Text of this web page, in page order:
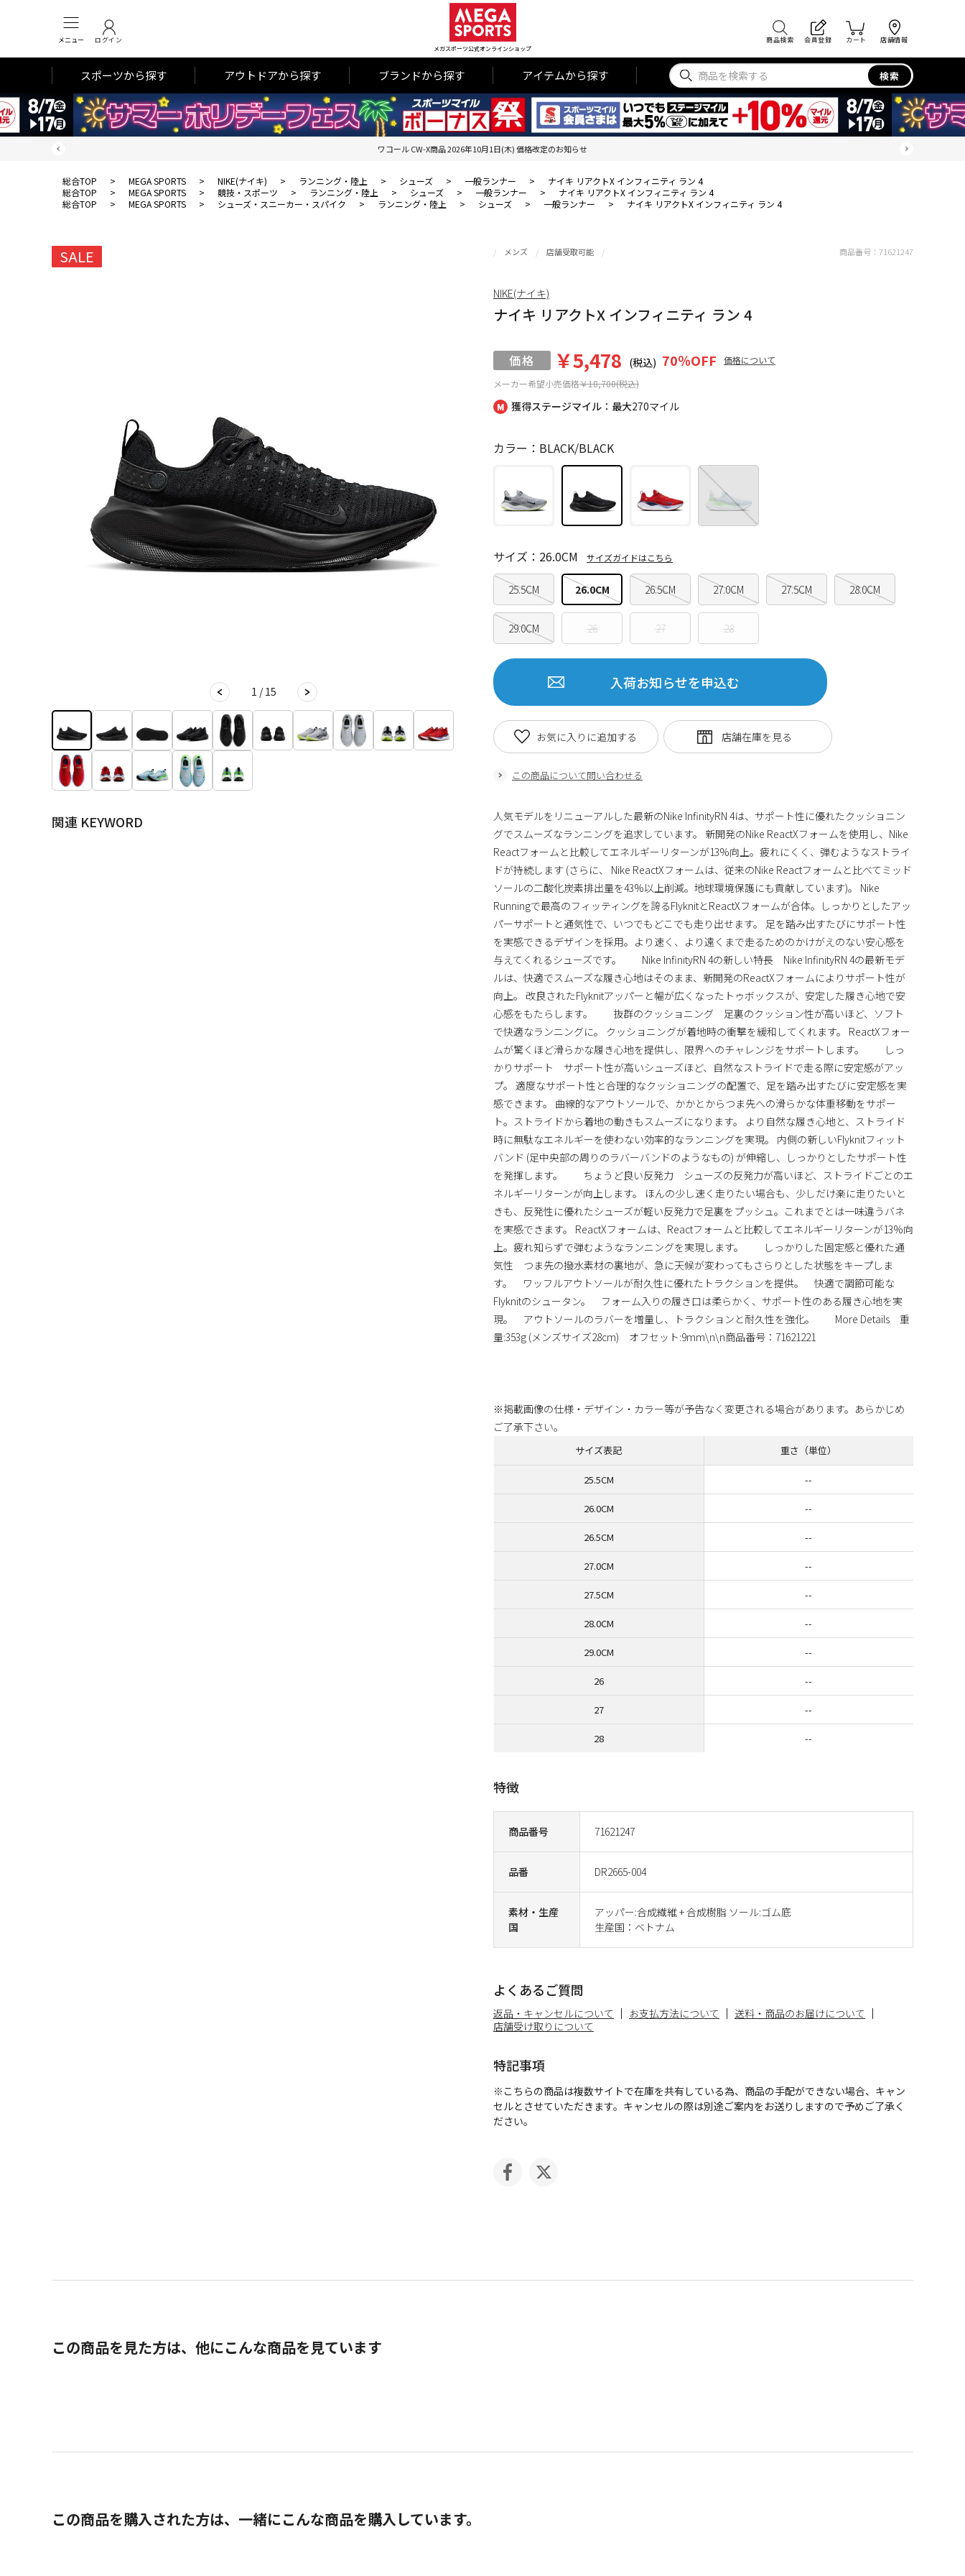
メニュー ログイン
メガスポーツ公式オンラインショップ
商品検索 会員登録 カート 店舗情報
スポーツから探す アウトドアから探す ブランドから探す アイテムから探す 検索
ワコール CW-X商品 2026年10月1日(木) 価格改定のお知らせ
総合TOP > MEGA SPORTS > NIKE(ナイキ) > ランニング・陸上 > シューズ > 一般ランナー >
ナイキ リアクトX インフィニティ ラン 4
総合TOP
> MEGA SPORTS > 競技・スポーツ > ランニング・陸上 > シューズ > 一般ランナー >
ナイキ リアクトX インフィニティ ラン 4
総合TOP
> MEGA SPORTS > シューズ・スニーカー・スパイク > ランニング・陸上 > シューズ > 一般ランナー > ナイキ リアクトX インフィニティ ラン 4
SALE
1 / 15
関連 KEYWORD
獲得ステージマイル：最大270マイル
メンズ 店舗受取可能
ナイキ リアクトX インフィニティ ラン 4
メーカー希望小売価格￥18,700(税込)
￥5,478 (税込) 70％OFF 価格について
商品番号 71621247
品番 DR2665-004
素材・生産
国
アッパー:合成繊維 + 合成樹脂 ソール:ゴム底
生産国：ベトナム
カラー：BLACK/BLACK
25.5CM 26.0CM 26.5CM 27.0CM 27.5CM 28.0CM
29.0CM 26 27 28
サイズ：26.0CM サイズガイドはこちら
入荷お知らせを申込む
この商品について問い合わせる
お気に入りに追加する
商品番号： 71621247
NIKE(ナイキ)
人気モデルをリニューアルした最新のNike InfinityRN 4は、サポート性に優れたクッショニン
グでスムーズなランニングを追求しています。 新開発のNike ReactXフォームを使用し、Nike
Reactフォームと比較してエネルギーリターンが13%向上。疲れにくく、弾むようなストライ
ドが持続します (さらに、 Nike ReactXフォームは、従来のNike Reactフォームと比べてミッド
ソールの二酸化炭素排出量を43%以上削減。地球環境保護にも貢献しています)。 Nike
Runningで最高のフィッティングを誇るFlyknitとReactXフォームが合体。しっかりとしたアッ
パーサポートと通気性で、いつでもどこでも走り出せます。 足を踏み出すたびにサポート性
を実感できるデザインを採用。より速く、より遠くまで走るためのかけがえのない安心感を
与えてくれるシューズです。 Nike InfinityRN 4の新しい特長 Nike InfinityRN 4の最新モデ
ルは、快適でスムーズな履き心地はそのまま、新開発のReactXフォームによりサポート性が
向上。 改良されたFlyknitアッパーと幅が広くなったトゥボックスが、安定した履き心地で安
心感をもたらします。 抜群のクッショニング 足裏のクッション性が高いほど、ソフト
で快適なランニングに。 クッショニングが着地時の衝撃を緩和してくれます。 ReactXフォー
ムが驚くほど滑らかな履き心地を提供し、限界へのチャレンジをサポートします。 しっ
かりサポート サポート性が高いシューズほど、自然なストライドで走る際に安定感がアッ
プ。 適度なサポート性と合理的なクッショニングの配置で、足を踏み出すたびに安定感を実
感できます。 曲線的なアウトソールで、かかとからつま先への滑らかな体重移動をサポー
ト。ストライドから着地の動きもスムーズになります。 より自然な履き心地と、ストライド
時に無駄なエネルギーを使わない効率的なランニングを実現。 内側の新しいFlyknitフィット
バンド (足中央部の周りのラバーバンドのようなもの) が伸縮し、しっかりとしたサポート性
を発揮します。 ちょうど良い反発力 シューズの反発力が高いほど、ストライドごとのエ
ネルギーリターンが向上します。 ほんの少し速く走りたい場合も、少しだけ楽に走りたいと
きも、反発性に優れたシューズが軽い反発力で足裏をプッシュ。これまでとは一味違うバネ
を実感できます。 ReactXフォームは、Reactフォームと比較してエネルギーリターンが13%向
上。疲れ知らずで弾むようなランニングを実現します。 しっかりした固定感と優れた通
気性 つま先の撥水素材の裏地が、急に天候が変わってもさらりとした状態をキープしま
す。 ワッフルアウトソールが耐久性に優れたトラクションを提供。 快適で調節可能な
Flyknitのシュータン。 フォーム入りの履き口は柔らかく、サポート性のある履き心地を実
現。 アウトソールのラバーを増量し、トラクションと耐久性を強化。 More Details 重
量:353g (メンズサイズ28cm) オフセット:9mm\n\n商品番号：71621221
※掲載画像の仕様・デザイン・カラー等が予告なく変更される場合があります。あらかじめ
ご了承下さい。
特徴
よくあるご質問
返品・キャンセルについて お支払方法について
送料・商品のお届けについて
店舗受け取りについて
特記事項
※こちらの商品は複数サイトで在庫を共有している為、商品の手配ができない場合、キャン
セルとさせていただきます。キャンセルの際は別途ご案内をお送りしますので予めご了承く
ださい。
サイズ表記 重さ（単位）
25.5CM --
26.0CM --
26.5CM --
27.0CM --
27.5CM --
28.0CM --
29.0CM --
26 --
27 --
28 --
この商品を見た方は、他にこんな商品を見ています
この商品を購入された方は、一緒にこんな商品を購入しています。